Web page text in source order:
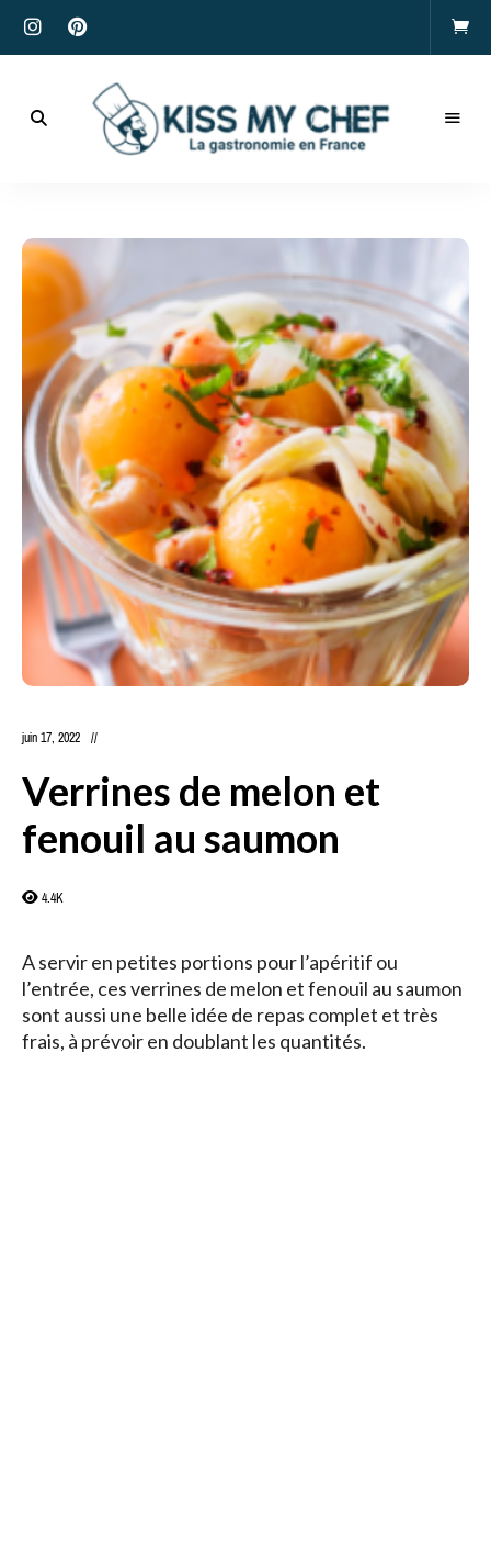
My
Chef
juin 17, 2022
Verrines de melon et
fenouil au saumon
4.4K
A servir en petites portions pour l’apéritif ou
l’entrée, ces verrines de melon et fenouil au saumon
sont aussi une belle idée de repas complet et très
frais, à prévoir en doublant les quantités.